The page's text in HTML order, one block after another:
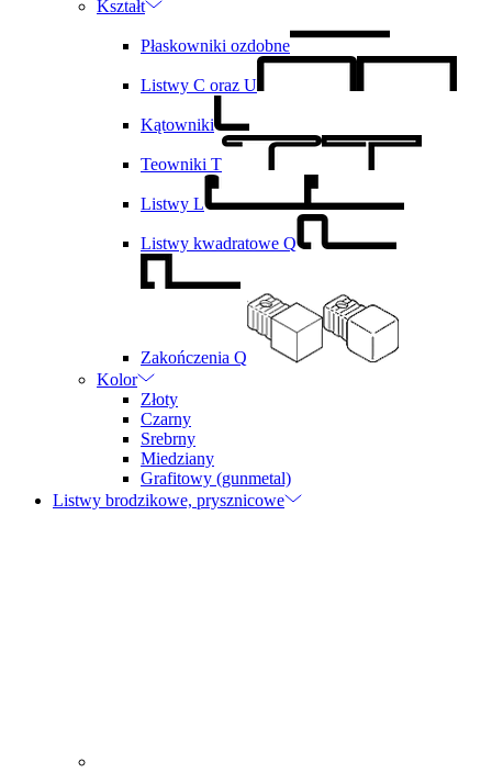
Kształt
Płaskowniki ozdobne
Listwy C oraz U
Kątowniki
Teowniki T
Listwy L
Listwy kwadratowe Q
Zakończenia Q
Kolor
Złoty
Czarny
Srebrny
Miedziany
Grafitowy (gunmetal)
Listwy brodzikowe, prysznicowe